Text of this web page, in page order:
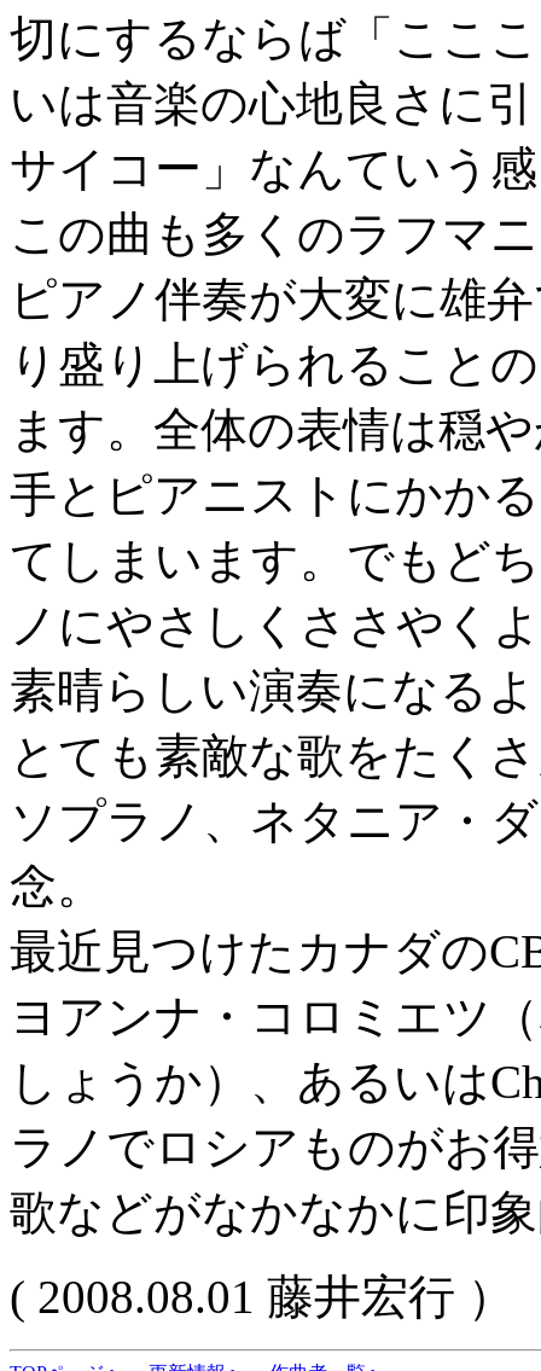
切にするならば「ここ
いは音楽の心地良さに
サイコー」なんていう
この曲も多くのラフマ
ピアノ伴奏が大変に雄
り盛り上げられること
ます。全体の表情は穏
手とピアニストにかか
てしまいます。でもど
ノにやさしくささやく
素晴らしい演奏になる
とても素敵な歌をたく
ソプラノ、ネタニア・
念。
最近見つけたカナダの
ヨアンナ・コロミエツ
しょうか）、あるいは
ラノでロシアものがお
歌などがなかなかに印
( 2008.08.01 藤井宏行 ）